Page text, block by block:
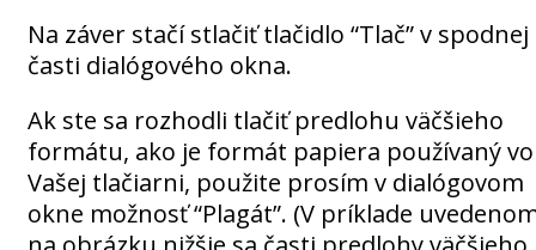
Na záver stačí stlačiť tlačidlo “Tlač” v spodnej
časti dialógového okna.
Ak ste sa rozhodli tlačiť predlohu väčšieho
formátu, ako je formát papiera používaný vo
Vašej tlačiarni, použite prosím v dialógovom
okne možnosť “Plagát”. (V príklade